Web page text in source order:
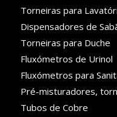
Torneiras para
Dispensadores de
Torneiras para Duche
Fluxómetros de Urinol
Fluxómetros para
Pré-misturadores,
Tubos de Cobre